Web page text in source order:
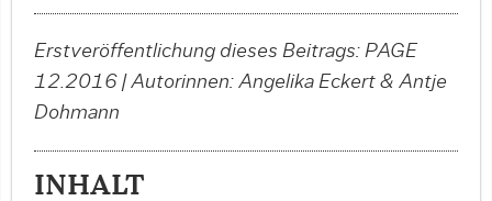
Erstveröffentlichung dieses Beitrags: PAGE
12.2016 | Autorinnen: Angelika Eckert & Antje
Dohmann
INHALT